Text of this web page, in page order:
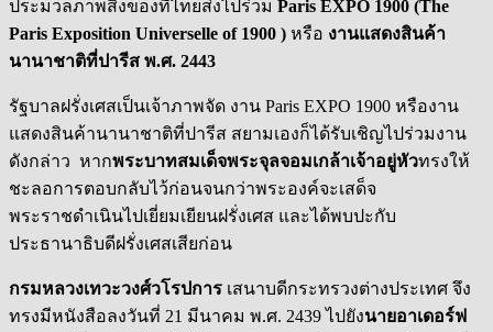
ประมวลภาพสิ่งของที่ไทยส่งไปร่วม Paris EXPO 1900 (The
Paris Exposition Universelle of 1900 ) หรือ งานแสดงสินค้า
นานาชาติที่ปารีส พ.ศ. 2443
รัฐบาลฝรั่งเศสเป็นเจ้าภาพจัด งาน Paris EXPO 1900 หรืองาน
แสดงสินค้านานาชาติที่ปารีส สยามเองก็ได้รับเชิญไปร่วมงาน
ดังกล่าว หากพระบาทสมเด็จพระจุลจอมเกล้าเจ้าอยู่หัวทรงให้
ชะลอการตอบกลับไว้ก่อนจนกว่าพระองค์จะเสด็จ
พระราชดำเนินไปเยี่ยมเยียนฝรั่งเศส และได้พบปะกับ
ประธานาธิบดีฝรั่งเศสเสียก่อน
กรมหลวงเทวะวงศ์วโรปการ เสนาบดีกระทรวงต่างประเทศ จึง
ทรงมีหนังสือลงวันที่ 21 มีนาคม พ.ศ. 2439 ไปยังนายอาเดอร์ฟ